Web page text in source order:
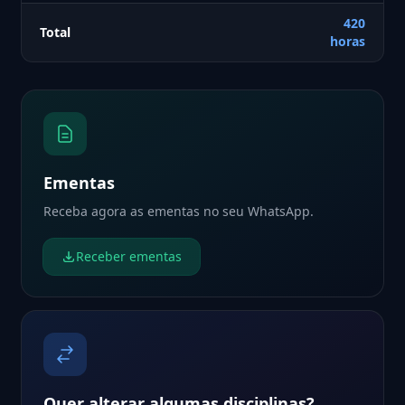
Total
420
horas
Ementas
Receba agora as ementas no seu WhatsApp.
Receber ementas